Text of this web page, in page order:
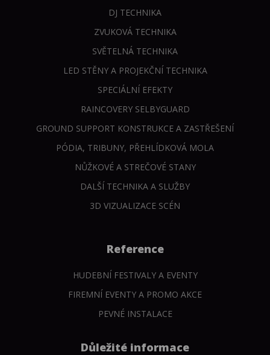
DJ TECHNIKA
ZVUKOVÁ TECHNIKA
SVĚTELNÁ TECHNIKA
LED STĚNY A PROJEKČNÍ TECHNIKA
SPECIÁLNÍ EFEKTY
RAINCOVERY SELBYGUARD
GROUND SUPPORT KONSTRUKCE A ZASTŘEŠENÍ
PÓDIA, TRIBUNY, PŘEHLÍDKOVÁ MOLA
NŮŽKOVÉ A STREČOVÉ STANY
DALŠÍ TECHNIKA A SLUŽBY
3D VIZUALIZACE SCÉN
Reference
HUDEBNÍ FESTIVALY A EVENTY
FIREMNÍ EVENTY A PROMO AKCE
PEVNÉ INSTALACE
Důležité informace